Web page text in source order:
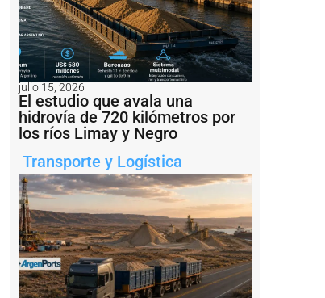
julio 15, 2026
El estudio que avala una
hidrovía de 720 kilómetros por
los ríos Limay y Negro
Transporte y Logística